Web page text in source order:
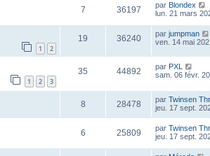
7 36197 par Blondex
lun. 21 mars
1 2
19 36240 par jumpman
ven. 14 mai
1 2 3
35 44892 par PXL
sam. 06 févr.
8 28478 par Twinsen
jeu. 17 sept.
6 25809 par Twinsen
jeu. 17 sept.